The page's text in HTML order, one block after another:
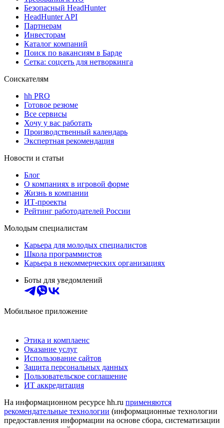
Безопасный HeadHunter
HeadHunter API
Партнерам
Инвесторам
Каталог компаний
Поиск по вакансиям в Барде
Сетка: соцсеть для нетворкинга
Соискателям
hh PRO
Готовое резюме
Все сервисы
Хочу у вас работать
Производственный календарь
Экспертная рекомендация
Новости и статьи
Блог
О компаниях в игровой форме
Жизнь в компании
ИТ-проекты
Рейтинг работодателей России
Молодым специалистам
Карьера для молодых специалистов
Школа программистов
Карьера в некоммерческих организациях
Боты для уведомлений
Мобильное приложение
Этика и комплаенс
Оказание услуг
Использование сайтов
Защита персональных данных
Пользовательское соглашение
ИТ аккредитация
На информационном ресурсе hh.ru применяются
рекомендательные технологии (информационные технологии
предоставления информации на основе сбора, систематизации